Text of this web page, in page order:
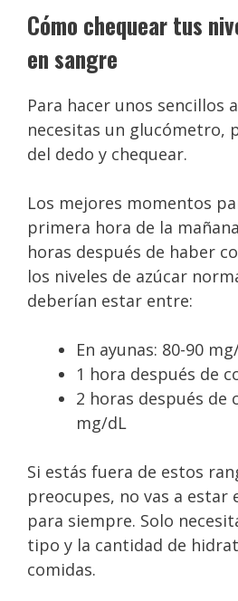
Cómo chequear tus
en sangre
Para hacer unos sencillos
necesitas un glucómetro,
del dedo y chequear.
Los mejores momentos
primera hora de la
horas después de haber
los niveles de azúcar
deberían estar entre:
En ayunas: 80-90
1 hora después de
2 horas después de
mg/dL
Si estás fuera de estos
preocupes, no vas a estar
para siempre. Solo
tipo y la cantidad de
comidas.